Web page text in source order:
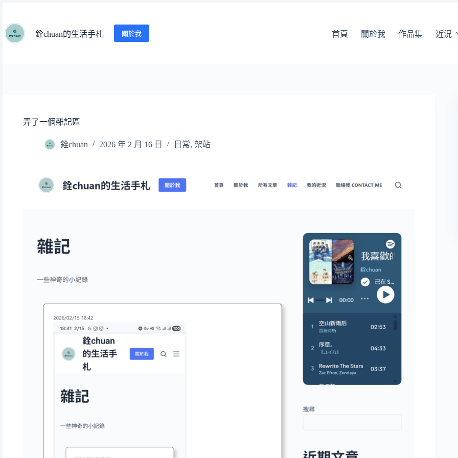
主
銓chuan的生活手札 關於我 首頁 關於我 作品集 近況
弄了一個雜記區
銓chuan 2026 年 2 月 16 日 日常, 架站